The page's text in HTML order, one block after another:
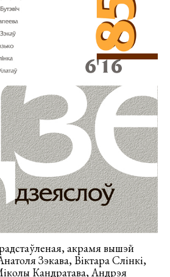
акрамя вышэй
Зэкава, Віктара Слінкі,
Кандратава, Андрэя